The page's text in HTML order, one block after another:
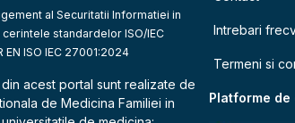
al Securitatii Informatiei in
standardelor ISO/IEC
EN ISO IEC 27001:2024
din acest portal sunt realizate de
de Medicina Familiei in
Intrebari
Termeni si
Platforme